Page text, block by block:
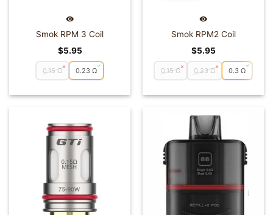
Smok RPM 3 Coil
$5.95
0.15 Ω 0.23 Ω
Smok RPM2 Coil
$5.95
0.15 Ω 0.23 Ω 0.3 Ω